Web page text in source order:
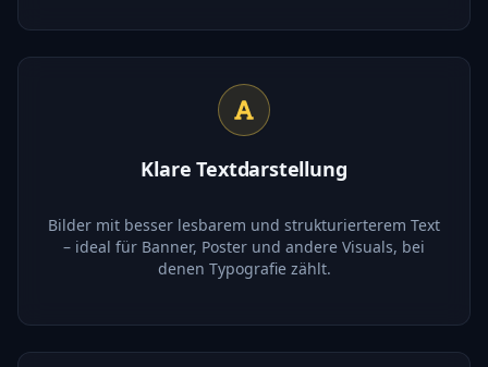
Klare Textdarstellung
Bilder mit besser lesbarem und strukturierterem Text
– ideal für Banner, Poster und andere Visuals, bei
denen Typografie zählt.